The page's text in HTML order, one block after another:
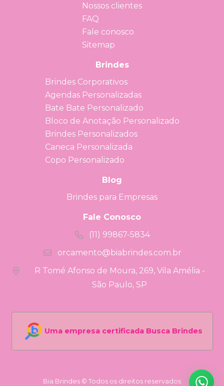
Nossos clientes
FAQ
Fale conosco
Sitemap
Brindes
Brindes Corporativos
Agendas Personalizadas
Bate Bate Personalizado
Bloco de Anotação Personalizado
Brindes Personalizados
Caneca Personalizada
Copo Personalizado
Blog
Brindes para Empresas
Fale Conosco
(11) 99867-5834
orcamento@biabrindes.com.br
R Tomé Afonso de Moura, 269, Vila Amélia -
São Paulo, SP
Uma empresa certificada Busca Brindes
Bia Brindes © Todos os direitos reservados